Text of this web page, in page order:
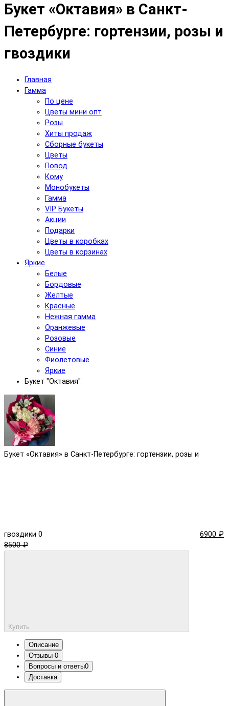
Букет «Октавия» в Санкт-
Петербурге: гортензии, розы и
гвоздики
Главная
Гамма
По цене
Цветы мини опт
Розы
Хиты продаж
Сборные букеты
Цветы
Повод
Кому
Монобукеты
Гамма
VIP Букеты
Акции
Подарки
Цветы в коробках
Цветы в корзинах
Яркие
Белые
Бордовые
Желтые
Красные
Нежная гамма
Оранжевые
Розовые
Синие
Фиолетовые
Яркие
Букет "Октавия"
Букет «Октавия» в Санкт-Петербурге: гортензии, розы и
гвоздики 0
6900 ₽
8500 ₽
Купить
Описание
Отзывы 0
Вопросы и ответы0
Доставка